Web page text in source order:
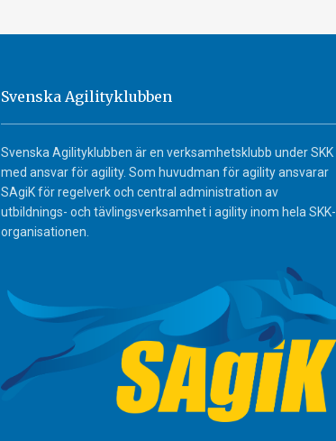
Svenska Agilityklubben
Svenska Agilityklubben är en verksamhetsklubb under SKK
med ansvar för agility. Som huvudman för agility ansvarar
SAgiK för regelverk och central administration av
utbildnings- och tävlingsverksamhet i agility inom hela SKK-
organisationen.